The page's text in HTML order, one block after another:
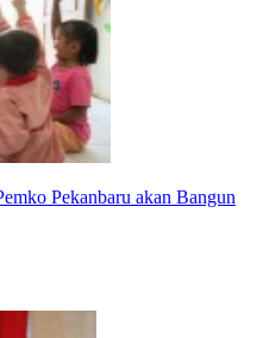
Pekanbaru akan Bangun